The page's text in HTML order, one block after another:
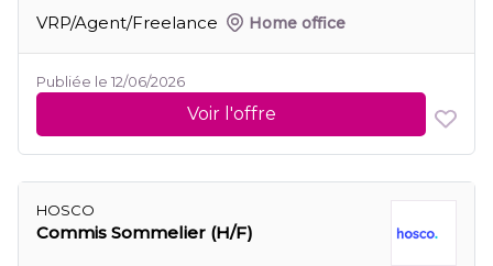
VRP/Agent/Freelance Home office
Publiée le 12/06/2026
Voir l'offre
HOSCO
Commis Sommelier (H/F)